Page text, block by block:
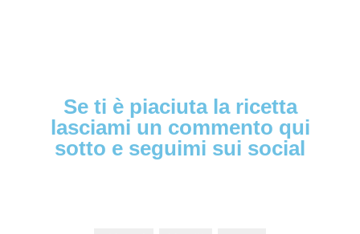
Se ti è piaciuta la ricetta
lasciami un commento qui
sotto e seguimi sui social